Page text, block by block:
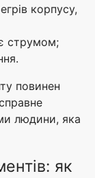
корпусу,
струмом;
повинен
людини, яка
як